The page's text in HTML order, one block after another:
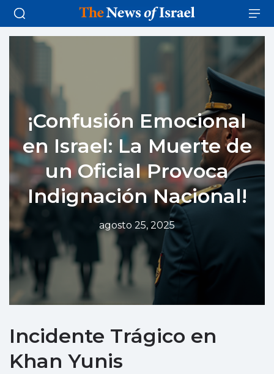
¡Confusión Emocional
en Israel: La Muerte de
un Oficial Provoca
Indignación Nacional!
agosto 25, 2025
Incidente Trágico en
Khan Yunis